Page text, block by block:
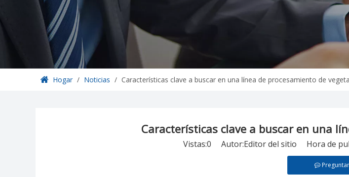
Hogar / Noticias / Características clave a buscar en una línea de procesamiento de
Características clave a buscar en una
Vistas:0 Autor:Editor del sitio Hora de
Preguntar